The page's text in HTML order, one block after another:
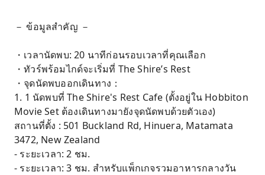
－ ข้อมูลสำคัญ －
・เวลานัดพบ: 20 นาทีก่อนรอบเวลาที่คุณเลือก
・ทัวร์พร้อมไกด์จะเริ่มที่ The Shire’s Rest
・จุดนัดพบออกเดินทาง：
1. 1 นัดพบที่ The Shire's Rest Cafe (ตั้งอยู่ใน Hobbiton
Movie Set ต้องเดินทางมายังจุดนัดพบด้วยตัวเอง)
สถานที่ตั้ง : 501 Buckland Rd, Hinuera, Matamata
3472, New Zealand
- ระยะเวลา: 2 ชม.
- ระยะเวลา: 3 ชม. สำหรับแพ็กเกจรวมอาหารกลางวัน